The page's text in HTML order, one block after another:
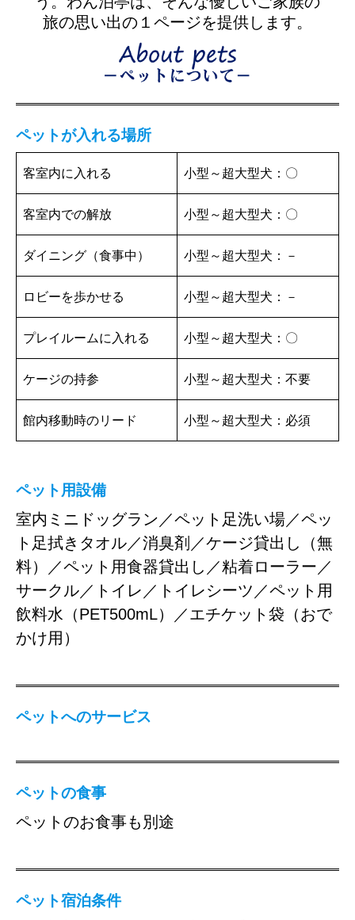
旅の思い出の１ページを提供します。
ペットが入れる場所
客室内に入れる 小型～超大型犬：〇
客室内での解放 小型～超大型犬：〇
ダイニング（食事中） 小型～超大型犬：－
ロビーを歩かせる 小型～超大型犬：－
プレイルームに入れる 小型～超大型犬：〇
ケージの持参 小型～超大型犬：不要
館内移動時のリード 小型～超大型犬：必須
ペット用設備
室内ミニドッグラン／ペット足洗い場／ペッ
ト足拭きタオル／消臭剤／ケージ貸出し（無
料）／ペット用食器貸出し／粘着ローラー／
サークル／トイレ／トイレシーツ／ペット用
飲料水（PET500mL）／エチケット袋（おで
かけ用）
ペットへのサービス
ペットの食事
ペットのお食事も別途
ペット宿泊条件